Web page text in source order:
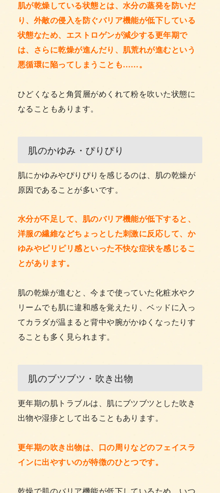
肌が乾燥している状態とは、水分の蒸発を防いだ
り、外敵の侵入を防ぐバリア機能が低下している
状態なため、エストロゲンが減少する更年期で
は、さらに乾燥が進んだり、肌荒れが進むという
悪循環に陥ってしまうことも……。
ひどくなると角質層がめくれて粉を吹いた状態に
なることもあります。
肌のかゆみ・ぴりぴり
肌にかゆみやぴりぴりを感じるのは、肌の乾燥が
原因であることが多いです。
水分が不足して、肌のバリア機能が低下すると、
洋服の繊維などちょっとした刺激に反応して、か
ゆみやピリピリ感といった不快な症状を感じるこ
とがあります。
肌の乾燥が進むと、今まで使っていた化粧水やク
リームでも肌に違和感を覚えたり、ベッドに入っ
てカラダが温まると背中や腕がかゆくなったりす
ることも多く見られます。
肌のブツブツ・吹き出物
更年期の肌トラブルは、肌にブツブツとした吹き
出物や湿疹として出ることもあります。
更年期の吹き出物は、口の周りなどのフェイスラ
インに出やすいのが特徴のひとつです。